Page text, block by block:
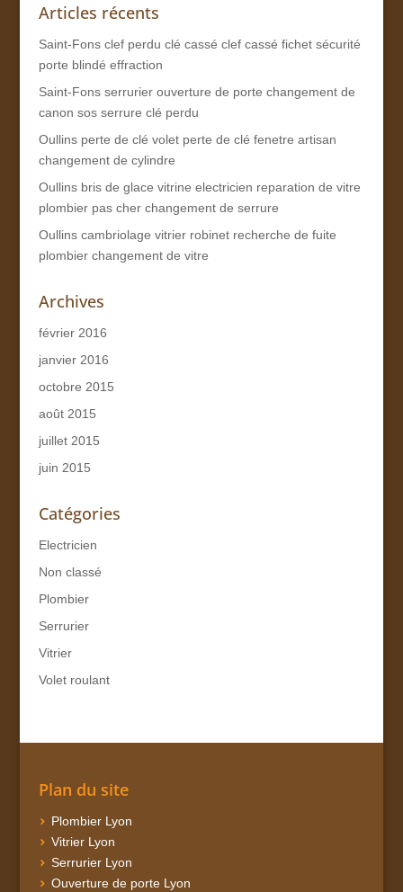
Articles récents
Saint-Fons clef perdu clé cassé clef cassé fichet sécurité
porte blindé effraction
Saint-Fons serrurier ouverture de porte changement de
canon sos serrure clé perdu
Oullins perte de clé volet perte de clé fenetre artisan
changement de cylindre
Oullins bris de glace vitrine electricien reparation de vitre
plombier pas cher changement de serrure
Oullins cambriolage vitrier robinet recherche de fuite
plombier changement de vitre
Archives
février 2016
janvier 2016
octobre 2015
août 2015
juillet 2015
juin 2015
Catégories
Electricien
Non classé
Plombier
Serrurier
Vitrier
Volet roulant
Plan du site
Plombier Lyon
Vitrier Lyon
Serrurier Lyon
Ouverture de porte Lyon